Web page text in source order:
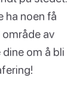
ha noen få
av
om å bli